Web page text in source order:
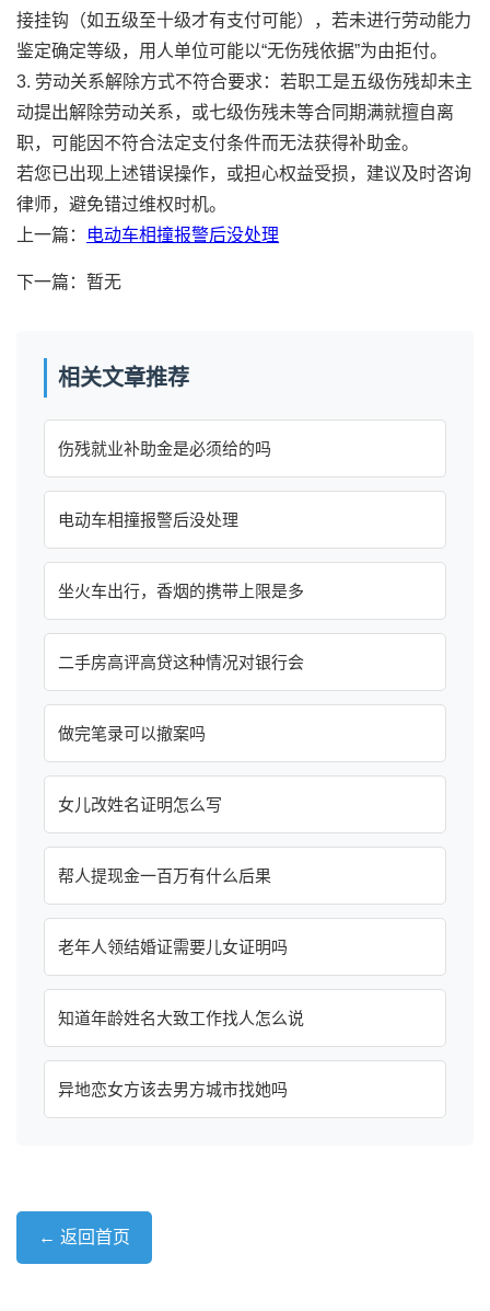
接挂钩（如五级至十级才有支付可能），若未进行劳动能力
鉴定确定等级，用人单位可能以“无伤残依据”为由拒付。
3. 劳动关系解除方式不符合要求：若职工是五级伤残却未主
动提出解除劳动关系，或七级伤残未等合同期满就擅自离
职，可能因不符合法定支付条件而无法获得补助金。
若您已出现上述错误操作，或担心权益受损，建议及时咨询
律师，避免错过维权时机。
上一篇：
电动车相撞报警后没处理
下一篇：暂无
相关文章推荐
伤残就业补助金是必须给的吗
电动车相撞报警后没处理
坐火车出行，香烟的携带上限是多
二手房高评高贷这种情况对银行会
做完笔录可以撤案吗
女儿改姓名证明怎么写
帮人提现金一百万有什么后果
老年人领结婚证需要儿女证明吗
知道年龄姓名大致工作找人怎么说
异地恋女方该去男方城市找她吗
← 返回首页